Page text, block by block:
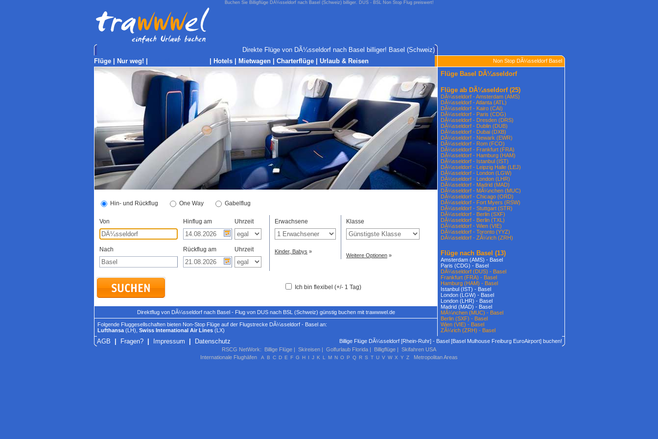
Buchen Sie Billigflüge DÃ¼sseldorf nach Basel (Schweiz) billiger. DUS - BSL Non Stop Flug preiswert!
Direkte Flüge von DÃ¼sseldorf nach Basel billiger! Basel (Schweiz)
Flüge
Nur weg! Hotels Mietwagen Charterflüge Urlaub & Reisen Non Stop DÃ¼sseldorf Basel
Hin- und Rückflug One Way Gabelflug
Von Hinflug am Uhrzeit
Nach Rückflug am Uhrzeit
Erwachsene
Kinder, Babys »
Klasse
Weitere Optionen »
Ich bin flexibel (+/- 1 Tag)
Direktflug von DÃ¼sseldorf nach Basel - Flug von DUS nach BSL (Schweiz) günstig buchen mit trawwwel.de
Folgende Fluggesellschaften bieten Non-Stop Flüge auf der Flugstrecke DÃ¼sseldorf - Basel an:
Lufthansa (LH), Swiss International Air Lines (LX)
Flüge Basel DÃ¼sseldorf
Flüge ab DÃ¼sseldorf(25)
DÃ¼sseldorf - Amsterdam (AMS)
DÃ¼sseldorf - Atlanta (ATL)
DÃ¼sseldorf - Kairo (CAI)
DÃ¼sseldorf - Paris (CDG)
DÃ¼sseldorf - Dresden (DRS)
DÃ¼sseldorf - Dublin (DUB)
DÃ¼sseldorf - Dubai (DXB)
DÃ¼sseldorf - Newark (EWR)
DÃ¼sseldorf - Rom (FCO)
DÃ¼sseldorf - Frankfurt (FRA)
DÃ¼sseldorf - Hamburg (HAM)
DÃ¼sseldorf - Istanbul (IST)
DÃ¼sseldorf - Leipzig Halle (LEJ)
DÃ¼sseldorf - London (LGW)
DÃ¼sseldorf - London (LHR)
DÃ¼sseldorf - Madrid (MAD)
DÃ¼sseldorf - MÃ¼nchen (MUC)
DÃ¼sseldorf - Chicago (ORD)
DÃ¼sseldorf - Fort Myers (RSW)
DÃ¼sseldorf - Stuttgart (STR)
DÃ¼sseldorf - Berlin (SXF)
DÃ¼sseldorf - Berlin (TXL)
DÃ¼sseldorf - Wien (VIE)
DÃ¼sseldorf - Toronto (YYZ)
DÃ¼sseldorf - ZÃ¼rich (ZRH)
Flüge nach Basel (13)
Amsterdam (AMS) - Basel
Paris (CDG) - Basel
DÃ¼sseldorf (DUS) - Basel
Frankfurt (FRA) - Basel
Hamburg (HAM) - Basel
Istanbul (IST) - Basel
London (LGW) - Basel
London (LHR) - Basel
Madrid (MAD) - Basel
MÃ¼nchen (MUC) - Basel
Berlin (SXF) - Basel
Wien (VIE) - Basel
ZÃ¼rich (ZRH) - Basel
AGB Fragen? Impressum Datenschutz
Billige Flüge DÃ¼sseldorf [Rhein-Ruhr] - Basel [Basel Mulhouse Freiburg EuroAirport] buchen!
RSCG NetWork: Billige Flüge | Skireisen | Golfurlaub Florida | Billigflüge | Skifahren USA
Internationale Flughäfen
A B C D E F G H I J K L M N O P Q R S T U V W X Y Z Metropolitan Areas